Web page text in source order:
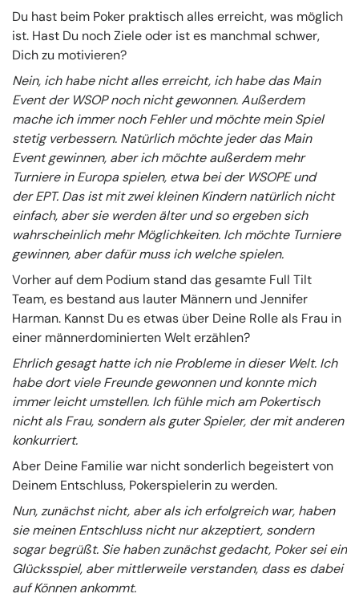
Du hast beim Poker praktisch alles erreicht, was möglich
ist. Hast Du noch Ziele oder ist es manchmal schwer,
Dich zu motivieren?
Nein, ich habe nicht alles erreicht, ich habe das Main
Event der WSOP noch nicht gewonnen. Außerdem
mache ich immer noch Fehler und möchte mein Spiel
stetig verbessern. Natürlich möchte jeder das Main
Event gewinnen, aber ich möchte außerdem mehr
Turniere in Europa spielen, etwa bei der WSOPE und
der EPT. Das ist mit zwei kleinen Kindern natürlich nicht
einfach, aber sie werden älter und so ergeben sich
wahrscheinlich mehr Möglichkeiten. Ich möchte Turniere
gewinnen, aber dafür muss ich welche spielen.
Vorher auf dem Podium stand das gesamte Full Tilt
Team, es bestand aus lauter Männern und Jennifer
Harman. Kannst Du es etwas über Deine Rolle als Frau in
einer männerdominierten Welt erzählen?
Ehrlich gesagt hatte ich nie Probleme in dieser Welt. Ich
habe dort viele Freunde gewonnen und konnte mich
immer leicht umstellen. Ich fühle mich am Pokertisch
nicht als Frau, sondern als guter Spieler, der mit anderen
konkurriert.
Aber Deine Familie war nicht sonderlich begeistert von
Deinem Entschluss, Pokerspielerin zu werden.
Nun, zunächst nicht, aber als ich erfolgreich war, haben
sie meinen Entschluss nicht nur akzeptiert, sondern
sogar begrüßt. Sie haben zunächst gedacht, Poker sei ein
Glücksspiel, aber mittlerweile verstanden, dass es dabei
auf Können ankommt.